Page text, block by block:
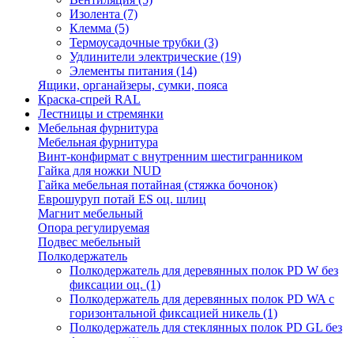
Изолента (7)
Клемма (5)
Термоусадочные трубки (3)
Удлинители электрические (19)
Элементы питания (14)
Ящики, органайзеры, сумки, пояса
Краска-спрей RAL
Лестницы и стремянки
Мебельная фурнитура
Мебельная фурнитура
Винт-конфирмат с внутренним шестигранником
Гайка для ножки NUD
Гайка мебельная потайная (стяжка бочонок)
Еврошуруп потай ES оц. шлиц
Магнит мебельный
Опора регулируемая
Подвес мебельный
Полкодержатель
Полкодержатель для деревянных полок PD W без
фиксации оц. (1)
Полкодержатель для деревянных полок PD WA с
горизонтальной фиксацией никель (1)
Полкодержатель для стеклянных полок PD GL без